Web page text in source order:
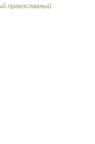
православный